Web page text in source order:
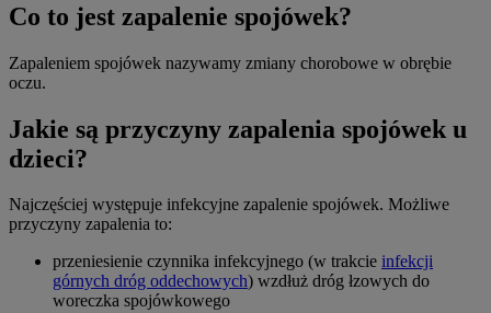
Co to jest zapalenie spojówek?
Zapaleniem spojówek nazywamy zmiany chorobowe w obrębie
oczu.
Jakie są przyczyny zapalenia spojówek u
dzieci?
Najczęściej występuje infekcyjne zapalenie spojówek. Możliwe
przyczyny zapalenia to:
przeniesienie czynnika infekcyjnego (w trakcie infekcji
górnych dróg oddechowych) wzdłuż dróg łzowych do
woreczka spojówkowego